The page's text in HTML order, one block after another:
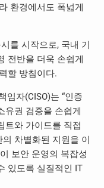
환경에서도 폭넓게
를 시작으로, 국내 기
전반을 더욱 손쉽게
할 방침이다.
임자(CISO)는 “인증
권 검증을 손쉽게
트와 가이드를 직접
차별화된 지원을 이
보안 운영의 복잡성
있도록 실질적인 IT